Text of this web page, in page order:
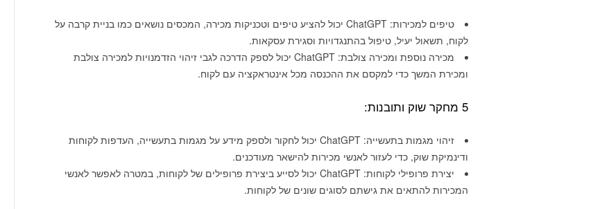
טיפים למכירות: ChatGPT יכול להציע טיפים וטכניקות מכירה, המכסים נושאים כמו בניית קרבה על
לקוח, תשאול יעיל, טיפול בהתנגדויות וסגירת עסקאות.
מכירה נוספת ומכירה צולבת: ChatGPT יכול לספק הדרכה לגבי זיהוי הזדמנויות למכירה צולבת
ומכירת המשך כדי למקסם את ההכנסה מכל אינטראקציה עם לקוח.
5 מחקר שוק ותובנות:
זיהוי מגמות בתעשייה: ChatGPT יכול לחקור ולספק מידע על מגמות בתעשייה, העדפות לקוחות
ודינמיקת שוק, כדי לעזור לאנשי מכירות להישאר מעודכנים.
יצירת פרופילי לקוחות: ChatGPT יכול לסייע ביצירת פרופילים של לקוחות, במטרה לאפשר לאנשי
המכירות להתאים את גישתם לסוגים שונים של לקוחות.